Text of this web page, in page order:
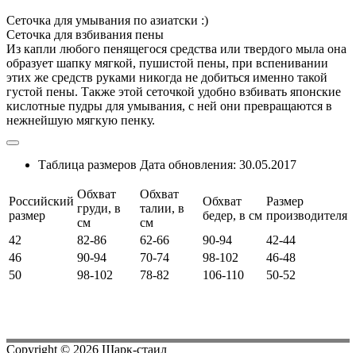
Сеточка для умывания по азиатски :)
Сеточка для взбивания пены
Из капли любого пенящегося средства или твердого мыла она
образует шапку мягкой, пушистой пены, при вспенивании
этих же средств руками никогда не добиться именно такой
густой пены. Также этой сеточкой удобно взбивать японские
кислотные пудры для умывания, с ней они превращаются в
нежнейшую мягкую пенку.
Таблица размеров Дата обновления: 30.05.2017
Российский
размер
Обхват
груди, в
см
Обхват
талии, в
см
Обхват
бедер, в см
Размер
производителя
42
82-86 62-66 90-94
42-44
46
90-94 70-74 98-102
46-48
50
98-102 78-82 106-110 50-52
Copyright © 2026 Шарк-стаил